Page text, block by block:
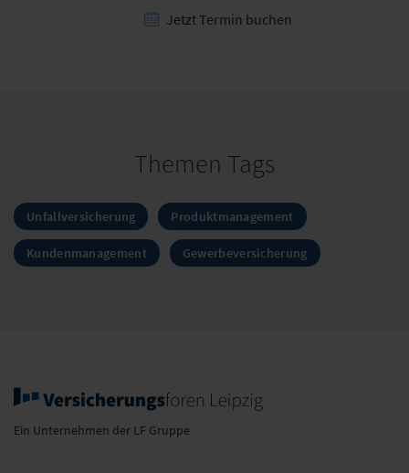
Jetzt Termin buchen
Themen Tags
Unfallversicherung Produktmanagement
Kundenmanagement Gewerbeversicherung
Ein Unternehmen der LF Gruppe